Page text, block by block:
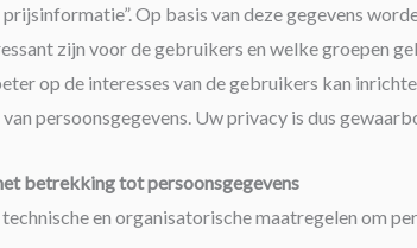
Op basis van deze gegevens
zijn voor de gebruikers en welke groepen
op de interesses van de gebruikers kan
persoonsgegevens. Uw privacy is dus
betrekking tot persoonsgegevens
en organisatorische maatregelen om